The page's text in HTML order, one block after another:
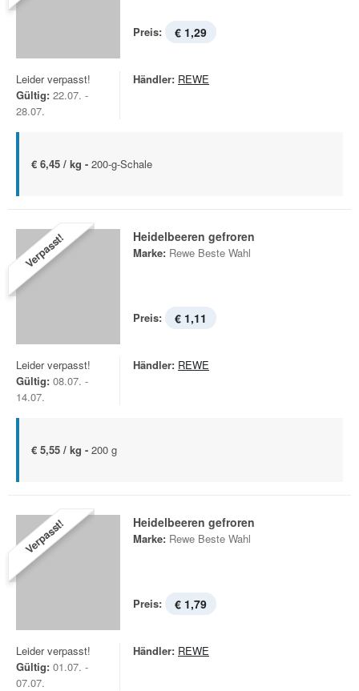
Preis: € 1,29
Leider verpasst!
Gültig: 22.07. -
28.07.
Händler: REWE
€ 6,45 / kg - 200-g-Schale
Verpasst! Heidelbeeren gefroren
Marke: Rewe Beste Wahl
Preis: € 1,11
Leider verpasst!
Gültig: 08.07. -
14.07.
Händler: REWE
€ 5,55 / kg - 200 g
Verpasst! Heidelbeeren gefroren
Marke: Rewe Beste Wahl
Preis: € 1,79
Leider verpasst!
Gültig: 01.07. -
07.07.
Händler: REWE